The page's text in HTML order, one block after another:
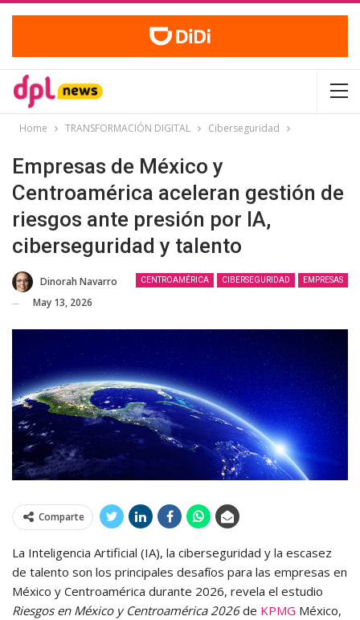
Home TRANSFORMACIÓN DIGITAL Ciberseguridad
Empresas de México y
Centroamérica aceleran gestión de
riesgos ante presión por IA,
ciberseguridad y talento
CENTROAMÉRICA CIBERSEGURIDAD EMPRESAS
Dinorah Navarro
May 13, 2026
Comparte
La Inteligencia Artificial (IA), la ciberseguridad y la escasez
de talento son los principales desafíos para las empresas en
México y Centroamérica durante 2026, revela el estudio
Riesgos en México y Centroamérica 2026de KPMG México,